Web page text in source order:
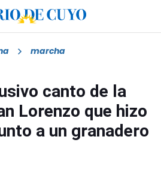
marcha
canto de la
Lorenzo que hizo
a un granadero